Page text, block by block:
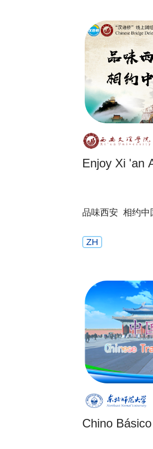
Enjoy Xi 'an
品味西安 相约中
ZH
Chino Básico